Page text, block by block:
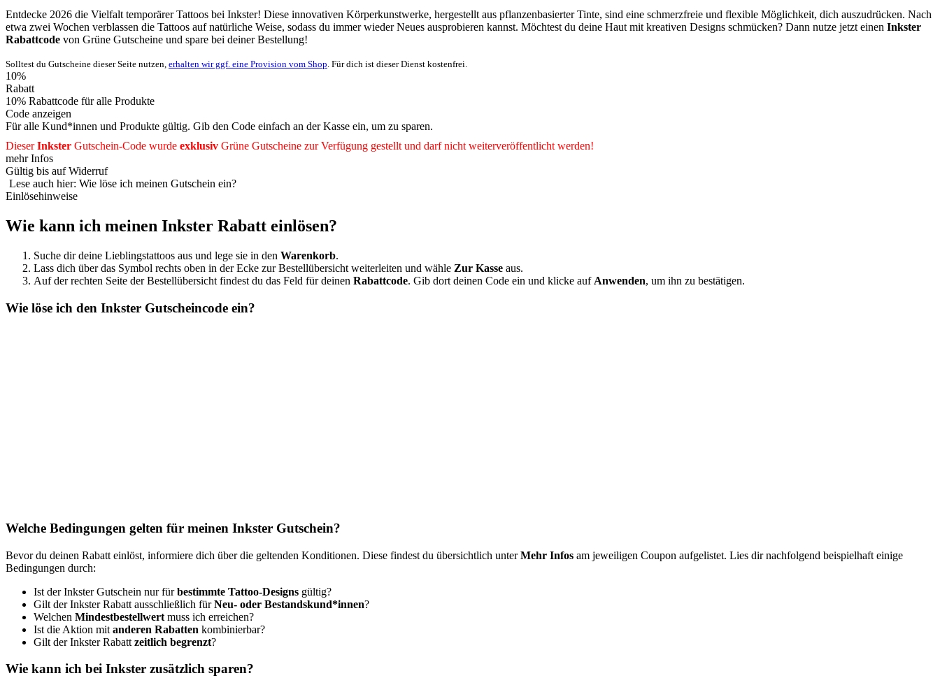
Entdecke 2026 die Vielfalt temporärer Tattoos bei Inkster! Diese innovativen Körperkunstwerke, hergestellt aus pflanzenbasierter Tinte, sind eine schmerzfreie und flexible Möglichkeit, dich auszudrücken. Nach
etwa zwei Wochen verblassen die Tattoos auf natürliche Weise, sodass du immer wieder Neues ausprobieren kannst. Möchtest du deine Haut mit kreativen Designs schmücken? Dann nutze jetzt einen Inkster
Rabattcode von Grüne Gutscheine und spare bei deiner Bestellung!
Solltest du Gutscheine dieser Seite nutzen, erhalten wir ggf. eine Provision vom Shop . Für dich ist dieser Dienst kostenfrei.
10%
Rabatt
10% Rabattcode für alle Produkte
Code anzeigen
Für alle Kund*innen und Produkte gültig. Gib den Code einfach an der Kasse ein, um zu sparen.
DieserInkster Gutschein-Code wurde exklusiv Grüne Gutscheine zur Verfügung gestellt und darf nicht weiterveröffentlicht werden!
mehr Infos
Gültig bis auf Widerruf
Lese auch hier: Wie löse ich meinen Gutschein ein?
Einlösehinweise
Wie kann ich meinen Inkster Rabatt einlösen?
Suche dir deine Lieblingstattoos aus und lege sie in den Warenkorb.
Lass dich über das Symbol rechts oben in der Ecke zur Bestellübersicht weiterleiten und wähle Zur Kasse aus.
Auf der rechten Seite der Bestellübersicht findest du das Feld für deinen Rabattcode. Gib dort deinen Code ein und klicke auf Anwenden, um ihn zu bestätigen.
Wie löse ich den Inkster Gutscheincode ein?
Welche Bedingungen gelten für meinen Inkster Gutschein?
Bevor du deinen Rabatt einlöst, informiere dich über die geltenden Konditionen. Diese findest du übersichtlich unterMehr Infos am jeweiligen Coupon aufgelistet. Lies dir nachfolgend beispielhaft einige
Bedingungen durch:
Ist der Inkster Gutschein nur fürbestimmte Tattoo-Designs gültig?
Gilt der Inkster Rabatt ausschließlich fürNeu- oder Bestandskund*innen?
Welchen Mindestbestellwert muss ich erreichen?
Ist die Aktion mit anderen Rabatten kombinierbar?
Gilt der Inkster Rabatt zeitlich begrenzt?
Wie kann ich bei Inkster zusätzlich sparen?